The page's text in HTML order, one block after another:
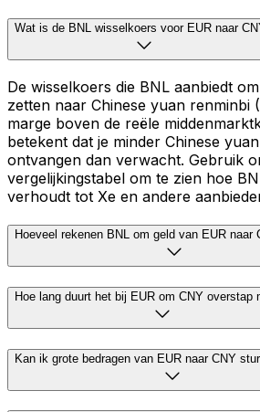
Wat is de BNL wisselkoers voor EUR naar
De wisselkoers die BNL aanbiedt
zetten naar Chinese yuan renminbi
marge boven de reële
betekent dat je minder Chinese
ontvangen dan verwacht. Gebruik
vergelijkingstabel om te zien hoe
verhoudt tot Xe en andere
Hoeveel rekenen BNL om geld van EUR naar
Hoe lang duurt het bij EUR om CNY overstap
Kan ik grote bedragen van EUR naar CNY